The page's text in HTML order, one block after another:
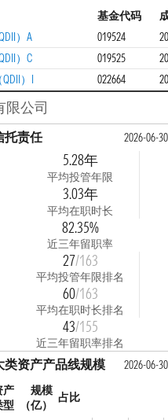
基金代码
）A
019524
）C
019525
）I
022664
限公司
托责任 2026-06-30
5.28年
平均投管年限
3.03年
平均在职时长
82.35%
近三年留职率
27/163
平均投管年限排名
60/163
平均在职时长排名
43/155
近三年留职率排名
类资产产品线规模
2026-06-30
产
型
规模
（亿）
占比